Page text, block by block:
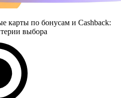
карты по бонусам и Cashback:
выбора